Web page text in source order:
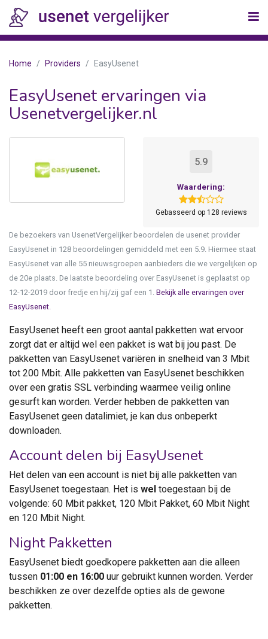
Home Providers EasyUsenet
EasyUsenet ervaringen via
Usenetvergelijker.nl
5.9
Waardering:
Gebasseerd op 128 reviews
De bezoekers van UsenetVergelijker beoordelen de usenet provider
EasyUsenet in 128 beoordelingen gemiddeld met een 5.9. Hiermee staat
EasyUsenet van alle 55 nieuwsgroepen aanbieders die we vergelijken op
de 20e plaats. De laatste beoordeling over EasyUsenet is geplaatst op
12-12-2019 door fredje en hij/zij gaf een 1. Bekijk alle ervaringen over
EasyUsenet.
EasyUsenet heeft een groot aantal pakketten wat ervoor
zorgt dat er altijd wel een pakket is wat bij jou past. De
pakketten van EasyUsenet variëren in snelheid van 3 Mbit
tot 200 Mbit. Alle pakketten van EasyUsenet beschikken
over een gratis SSL verbinding waarmee veilig online
gesurft kan worden. Verder hebben de pakketten van
EasyUsenet geen datalimiet, je kan dus onbeperkt
downloaden.
Account delen bij EasyUsenet
Het delen van een account is niet bij alle pakketten van
EasyUsenet toegestaan. Het is wel toegestaan bij de
volgende: 60 Mbit pakket, 120 Mbit Pakket, 60 Mbit Night
en 120 Mbit Night.
Night Pakketten
EasyUsenet biedt goedkopere pakketten aan die alleen
tussen 01:00 en 16:00 uur gebruikt kunnen worden. Verder
beschikken ze over dezelfde opties als de gewone
pakketten.